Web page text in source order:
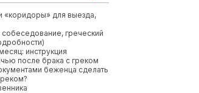
«коридоры» для выезда,
греческий
инструкция
после брака с греком
беженца сделать